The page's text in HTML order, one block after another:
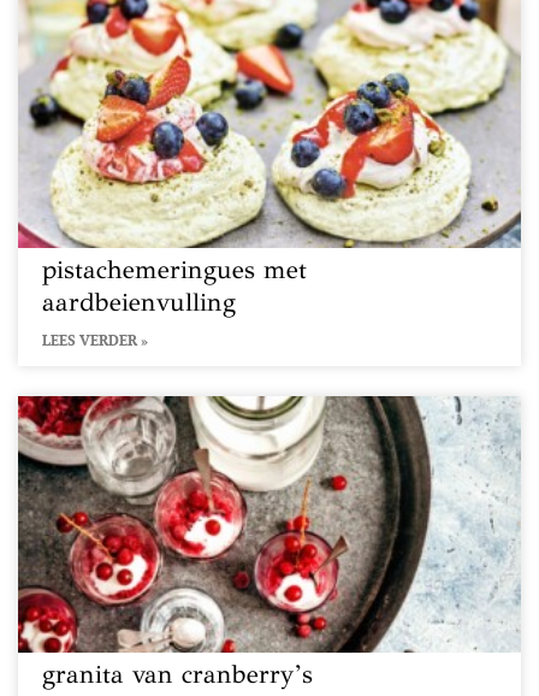
pistachemeringues met
aardbeienvulling
LEES VERDER »
granita van cranberry’s